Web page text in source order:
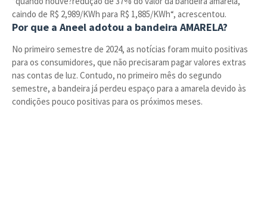
caindo de R$ 2,989/KWh para R$ 1,885/KWh“, acrescentou.
Por que a Aneel adotou a bandeira AMARELA?
No primeiro semestre de 2024, as notícias foram muito positivas
para os consumidores, que não precisaram pagar valores extras
nas contas de luz. Contudo, no primeiro mês do segundo
semestre, a bandeira já perdeu espaço para a amarela devido às
condições pouco positivas para os próximos meses.